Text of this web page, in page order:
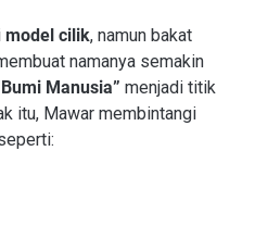
model cilik, namun bakat
namanya semakin
Manusia” menjadi titik
itu, Mawar membintangi